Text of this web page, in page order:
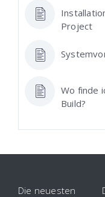
Project
Wo finde
Build?
Die neuesten